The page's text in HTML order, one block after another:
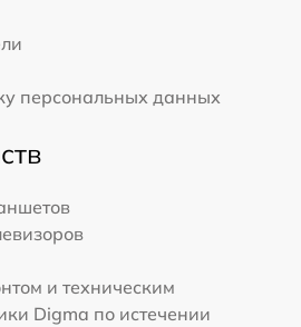
персональных данных
и техническим
Digma по истечении